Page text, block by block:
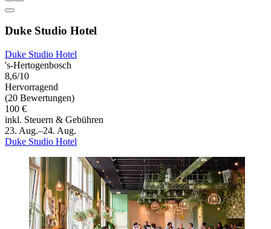
Duke Studio Hotel
Duke Studio Hotel
's-Hertogenbosch
8,6/10
Hervorragend
(20 Bewertungen)
100 €
inkl. Steuern & Gebühren
23. Aug.–24. Aug.
Duke Studio Hotel